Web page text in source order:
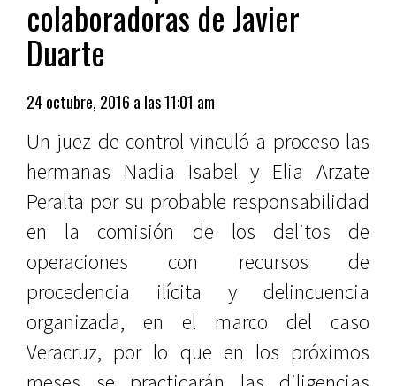
colaboradoras de Javier
Duarte
24 octubre, 2016 a las 11:01 am
Un juez de control vinculó a proceso las
hermanas Nadia Isabel y Elia Arzate
Peralta por su probable responsabilidad
en la comisión de los delitos de
operaciones con recursos de
procedencia ilícita y delincuencia
organizada, en el marco del caso
Veracruz, por lo que en los próximos